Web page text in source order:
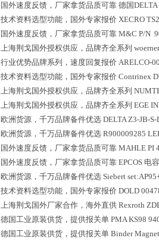
国外速度反馈，厂家拿货品质可靠 德国DELTA
技术资料选型功能，国外专家报价 XECRO
国外速度反馈，厂家拿货品质可靠 M&C P/N
上海荆戈国外授权供应，品牌齐全系列
行业优势品牌系列，速度回复报价 ARELCO-
技术资料选型功能，国外专家报价 Contrinex
上海荆戈国外授权供应，品牌齐全系列
上海荆戈国外授权供应，品牌齐全系列 EGE
欧洲货源，千万品牌备件优选 DELTA Z3-JB-
欧洲货源，千万品牌备件优选 R900009285
国外速度反馈，厂家拿货品质可靠 MAHLE PI
国外速度反馈，厂家拿货品质可靠 EPCOS 电
欧洲货源，千万品牌备件优选 Siebert
技术资料选型功能，国外专家报价 DOLD
上海荆戈国外厂家合作，海外直供 Rexroth
德国工业原装供货，提供报关单 PMA KS98
德国工业原装供货，提供报关单 Binder